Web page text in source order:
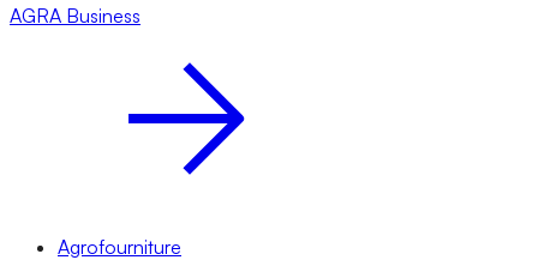
AGRA Business
Agrofourniture